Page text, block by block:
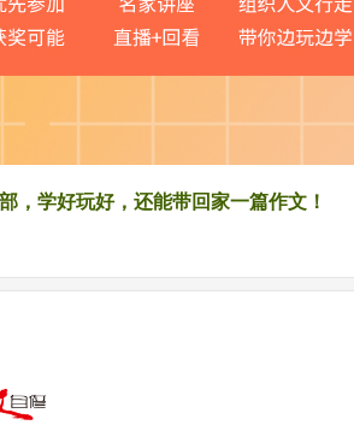
，学好玩好，还能带回家一篇作文！